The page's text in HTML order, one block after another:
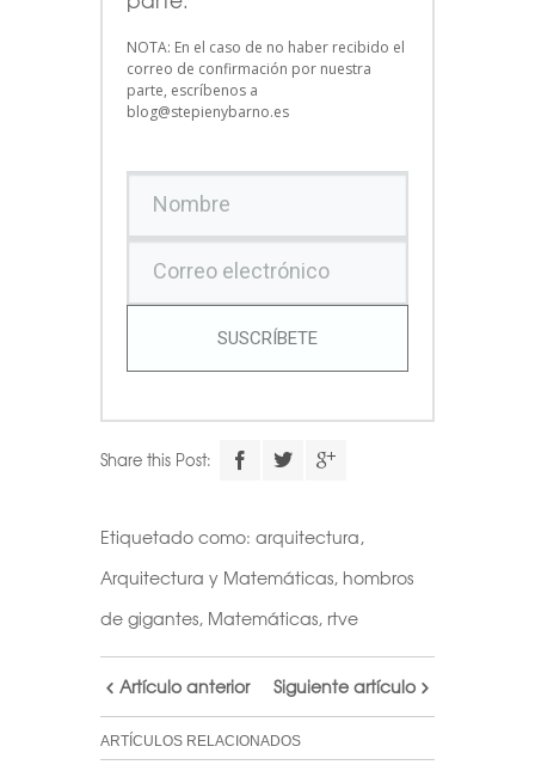
NOTA: En el caso de no haber recibido el
correo de confirmación por nuestra
parte, escríbenos a
blog@stepienybarno.es
SUSCRÍBETE
Share this Post:
Etiquetado como: arquitectura,
Arquitectura y Matemáticas, hombros
de gigantes, Matemáticas, rtve
Artículo anterior Siguiente artículo
ARTÍCULOS RELACIONADOS